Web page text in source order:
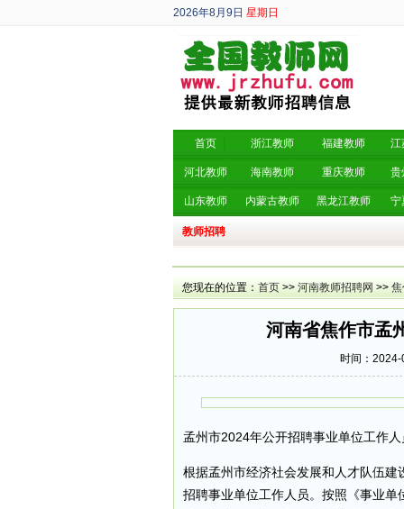
2026年8月9日 星期日
丙午年 六月廿七
首页 浙江教师 福建教师 江
河北教师 海南教师 重庆教师 贵
山东教师 内蒙古教师 黑龙江教师 宁
教师招聘
您现在的位置： 首页 >> 河南教师招聘网 >>
河南省焦作市孟
时间：
孟州市2024年公开招聘事业单位工作
根据孟州市经济社会发展和人才队伍
招聘事业单位工作人员。按照《事业